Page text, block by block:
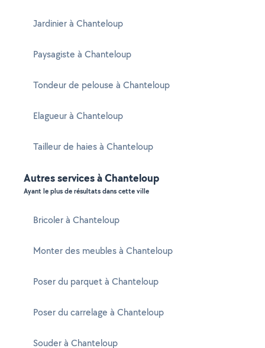
Jardinier à Chanteloup
Paysagiste à Chanteloup
Tondeur de pelouse à Chanteloup
Elagueur à Chanteloup
Tailleur de haies à Chanteloup
Autres services à Chanteloup
Ayant le plus de résultats dans cette ville
Bricoler à Chanteloup
Monter des meubles à Chanteloup
Poser du parquet à Chanteloup
Poser du carrelage à Chanteloup
Souder à Chanteloup